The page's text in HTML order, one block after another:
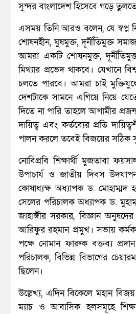
সুন্দর বাংলাদেশ হিসেবে গড়ে
এসময় তিনি আরও বলেন, যে স্বপ্ন
শোষনহীন, ঘুষমুক্ত, দূর্নীতিমুক্ত
আমরা একটি শোষনমুক্ত,
মিথ্যার প্রভেদ থাকবে। যেখানে
চলতে পারবে। আমরা চাই
দেশটাকে সামনে এগিয়ে নিয়ে
দিতে না পারি তাহলে আগামীর
দায়িত্ব এবং কর্তব্যের প্রতি
পালন করলে তবেই বিজয়ের সঠিক
নোবিপ্রবি শিক্ষার্থী মুজতাবা
উপাচার্য ও জাতীয় দিবস
কোষাধ্যক্ষ অধ্যাপক ড. মোহাম্মদ
সেলের পরিচালক অধ্যাপক ড.
জাহাঙ্গীর সরকার, বিজ্ঞান
আরিফুর রহমান প্রমুখ। সভায়
পক্ষে নোমান ফারুক বক্তব্য
পরিচালক, বিভিন্ন বিভাগের
ছিলেন।
উল্লেখ্য, এদিন বিকেলে মহান
ম্যাচ ও আবাসিক হলসমূহে